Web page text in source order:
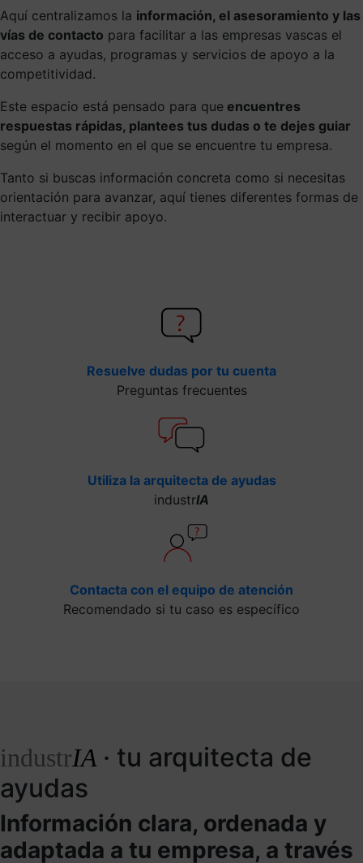
Aquí centralizamos la información, el asesoramiento y las
vías de contacto para facilitar a las empresas vascas el
acceso a ayudas, programas y servicios de apoyo a la
competitividad.
Este espacio está pensado para que encuentres
respuestas rápidas, plantees tus dudas o te dejes guiar
según el momento en el que se encuentre tu empresa.
Tanto si buscas información concreta como si necesitas
orientación para avanzar, aquí tienes diferentes formas de
interactuar y recibir apoyo.
Resuelve dudas por tu cuenta
Preguntas frecuentes
Utiliza la arquitecta de ayudas
industrIA
Contacta con el equipo de atención
Recomendado si tu caso es específico
industrIA · tu arquitecta de
ayudas
Información clara, ordenada y
adaptada a tu empresa, a través